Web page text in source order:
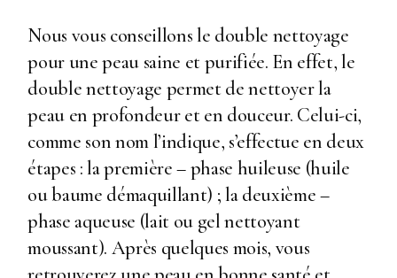
Nous vous conseillons le double nettoyage
pour une peau saine et purifiée. En effet, le
double nettoyage permet de nettoyer la
peau en profondeur et en douceur. Celui-ci,
comme son nom l’indique, s’effectue en deux
étapes : la première – phase huileuse (huile
ou baume démaquillant) ; la deuxième –
phase aqueuse (lait ou gel nettoyant
moussant). Après quelques mois, vous